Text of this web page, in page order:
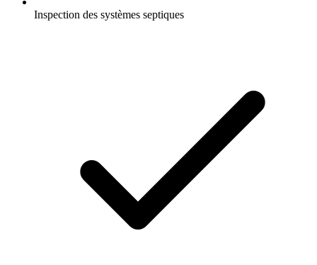
Inspection des systèmes septiques